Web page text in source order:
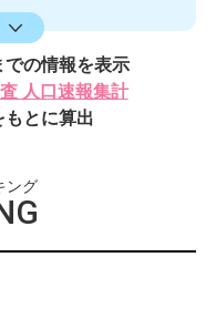
死亡者数
での情報を表示
人口速報集計
もとに算出
ング